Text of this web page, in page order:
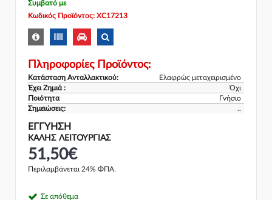
Συμβατό με
Κωδικός Προϊόντος: XC17213
Πληροφορίες Προϊόντος:
Κατάσταση Ανταλλακτικού:
Ελαφρώς μεταχειρισμένο
Έχει Ζημιά :
Όχι
Ποιότητα
Γνήσιο
Σημειώσεις:
..
ΕΓΓΎΗΣΗ
ΚΑΛΗΣ ΛΕΙΤΟΥΡΓΙΑΣ
51,50€
Περιλαμβάνεται 24% ΦΠΑ.
Σε απόθεμα